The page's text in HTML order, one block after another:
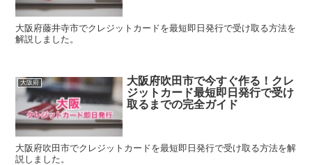
大阪府藤井寺市でクレジットカードを最短即日発行で受け取る方法を
解説しました。
大阪府
大阪府吹田市で今すぐ作る！クレ
ジットカード最短即日発行で受け
取るまでの完全ガイド
大阪府吹田市でクレジットカードを最短即日発行で受け取る方法を解
説しました。